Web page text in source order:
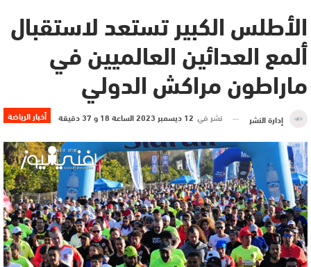
الأطلس الكبير تستعد لاستقبال
ألمع العدائين العالميين في
ماراطون مراكش الدولي
أخبار الرياضة إدارة النشر نشر في 12 ديسمبر 2023 الساعة 18 و 37 دقيقة